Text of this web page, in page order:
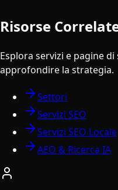
Risorse
Esplora servizi e pagine
approfondire la strategia.
Settori
Servizi SEO
Servizi SEO Locale
AEO & Ricerca IA